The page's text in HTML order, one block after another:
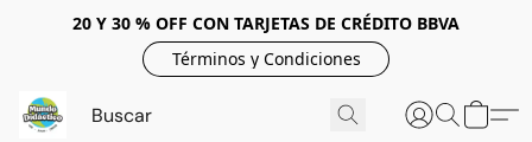
20 Y 30 % OFF CON TARJETAS DE CRÉDITO BBVA
Términos y Condiciones